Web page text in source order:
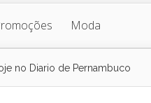
Moda
no Diario de Pernambuco